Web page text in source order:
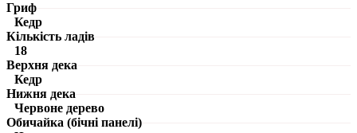
Гриф
Кедр
Кількість ладів
18
Верхня дека
Кедр
Нижня дека
Червоне дерево
Обичайка (бічні панелі)